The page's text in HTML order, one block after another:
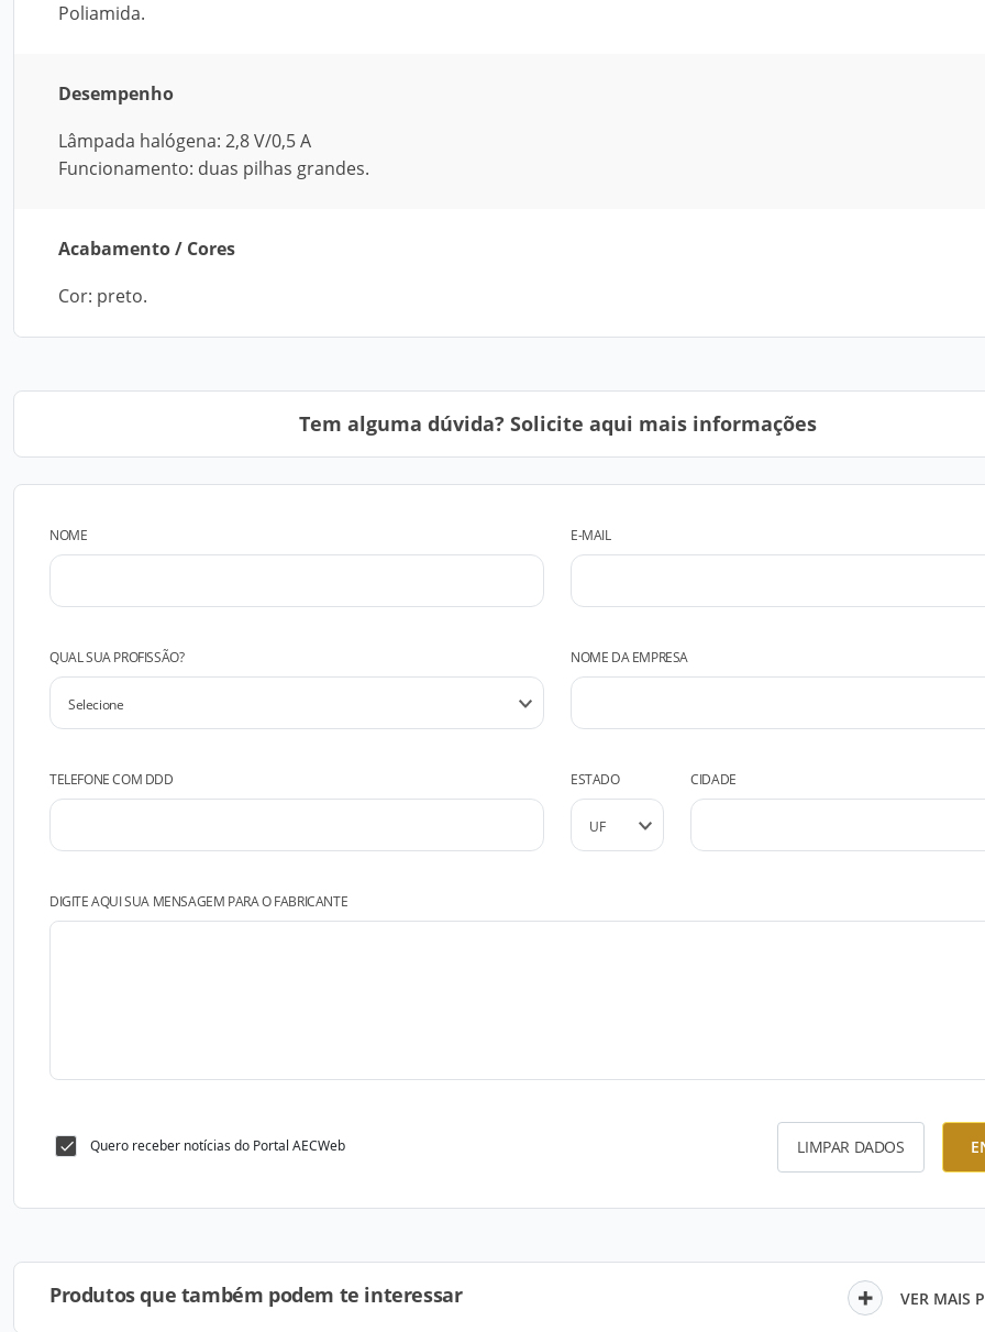
Poliamida.
Desempenho
Lâmpada halógena: 2,8 V/0,5 A
Funcionamento: duas pilhas grandes.
Acabamento / Cores
Cor: preto.
Tem alguma dúvida? Solicite aqui mais informações
NOME E-MAIL
QUAL SUA PROFISSÃO? NOME DA EMPRESA
TELEFONE COM DDD ESTADO CIDADE
DIGITE AQUI SUA MENSAGEM PARA O FABRICANTE
Quero receber notícias do Portal AECWeb LIMPAR DADOS
Produtos que também podem te interessar VER MAIS